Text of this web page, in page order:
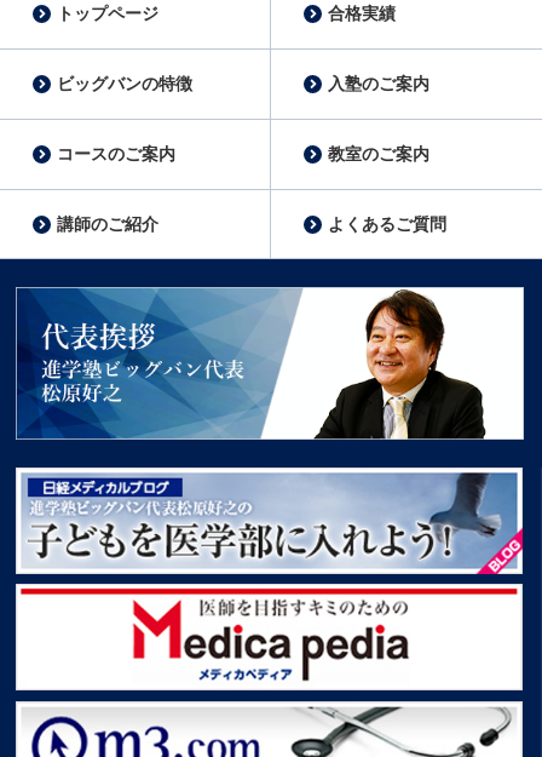
子どもを医学部に入れよう！
Medica pedia
トップページ 合格実績
ビッグバンの特徴 入塾のご案内
コースのご案内 教室のご案内
講師のご紹介 よくあるご質問